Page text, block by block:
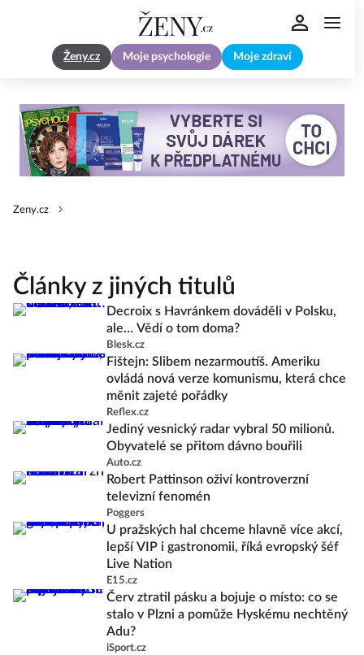
Ženy.cz Moje psychologie Moje zdraví
Zeny.cz
Články z jiných titulů
Decroix s Havránkem dováděli v Polsku,
ale… Vědí o tom doma?
Blesk.cz
Fištejn: Slibem nezarmoutíš. Ameriku
ovládá nová verze komunismu, která chce
měnit zajeté pořádky
Reflex.cz
Jediný vesnický radar vybral 50 milionů.
Obyvatelé se přitom dávno bouřili
Auto.cz
Robert Pattinson oživí kontroverzní
televizní fenomén
Poggers
U pražských hal chceme hlavně více akcí,
lepší VIP i gastronomii, říká evropský šéf
Live Nation
E15.cz
Červ ztratil pásku a bojuje o místo: co se
stalo v Plzni a pomůže Hyskému nechtěný
Adu?
iSport.cz